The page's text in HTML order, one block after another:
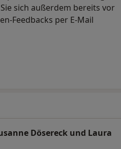
sich außerdem bereits vor
Feedbacks per E-Mail
Dösereck und Laura